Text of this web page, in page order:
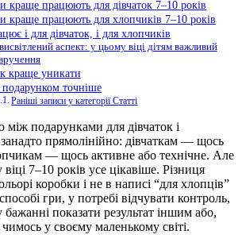
краще працюють для дівчаток 7–10 років
краще працюють для хлопчиків 7–10 років
і для дівчаток, і для хлопчиків
аспект: у цьому віці дітям важливий
краще уникати
точніше
Раніші записи у категорії Статті
подарунками для дівчаток і
прямолінійно: дівчаткам — щось
— щось активне або технічне. Але
7–10 років усе цікавіше. Різниця
коробки і не в написі “для хлопців”
гри, у потребі відчувати контроль,
бажанні показати результат іншим або,
у своєму маленькому світі.